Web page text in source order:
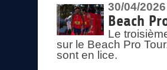
30/04/2026
Beach
Le
sur le Beach Pro
sont en lice.